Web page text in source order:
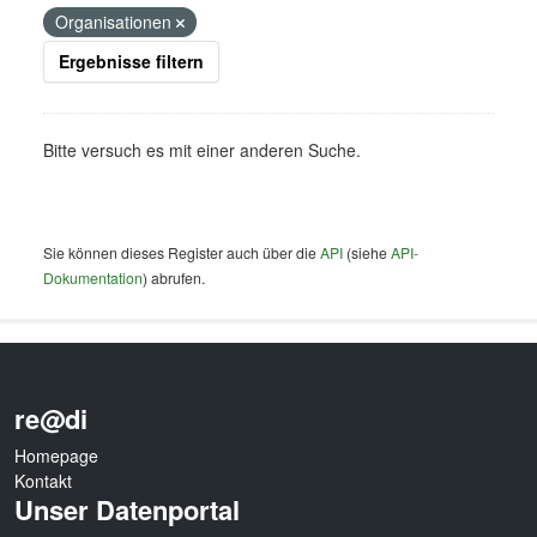
Organisationen
Ergebnisse filtern
Bitte versuch es mit einer anderen Suche.
Sie können dieses Register auch über dieAPI (sieheAPI-
Dokumentation) abrufen.
re@di
Homepage
Kontakt
Unser Datenportal